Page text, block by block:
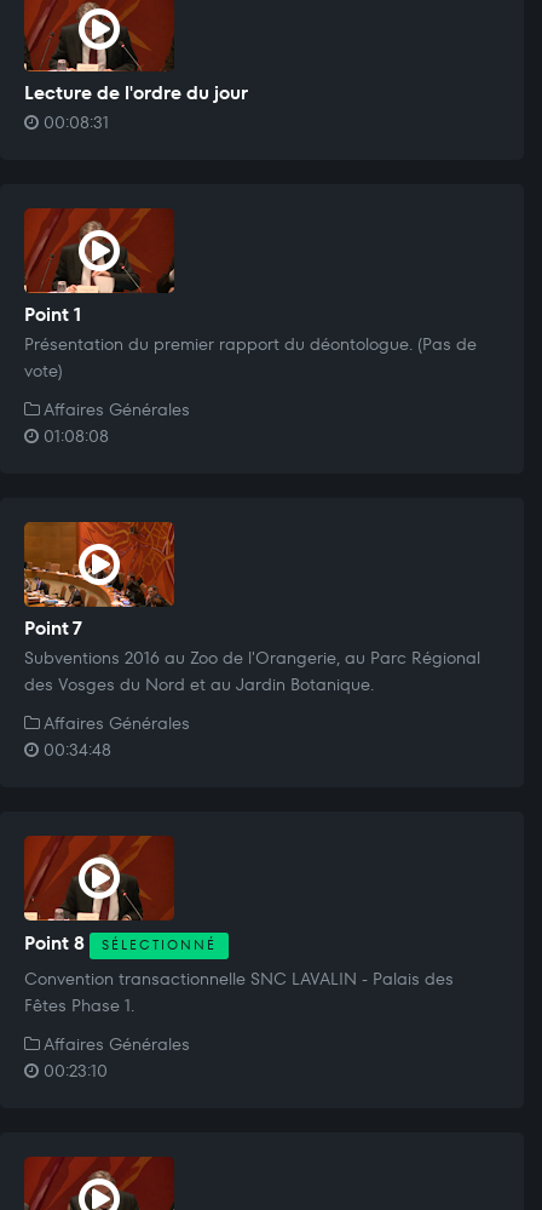
Lecture de l'ordre du jour
00:08:31
Point 1
Présentation du premier rapport du déontologue. (Pas de
vote)
Affaires Générales
01:08:08
Point 7
Subventions 2016 au Zoo de l'Orangerie, au Parc Régional
des Vosges du Nord et au Jardin Botanique.
Affaires Générales
00:34:48
Point 8 SÉLECTIONNÉ
Convention transactionnelle SNC LAVALIN - Palais des
Fêtes Phase 1.
Affaires Générales
00:23:10